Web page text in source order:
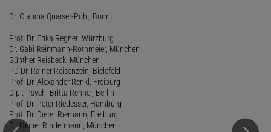
Dr. Claudia Quaiser-Pohl, Bonn
Prof. Dr. Erika Regnet, Würzburg
Dr. Gabi Reinmann-Rothmeier, München
Günther Reisbeck, München
PD Dr. Rainer Reisenzein, Bielefeld
Prof. Dr. Alexander Renkl, Freiburg
Dipl.-Psych. Britta Renner, Berlin
Prof. Dr. Peter Riedesser, Hamburg
Prof. Dr. Dieter Riemann, Freiburg
Dr. Heiner Rindermann, München